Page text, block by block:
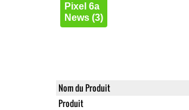
Pixel 6a
News (3)
Nom du Produit
Produit